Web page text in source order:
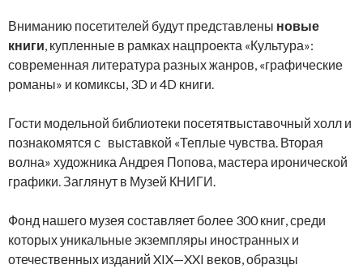
Вниманию посетителей будут представлены новые
книги, купленные в рамках нацпроекта «Культура»:
современная литература разных жанров, «графические
романы» и комиксы, 3D и 4D книги.
Гости модельной библиотеки посетятвыставочный холл и
познакомятся с выставкой «Теплые чувства. Вторая
волна» художника Андрея Попова, мастера иронической
графики. Заглянут в Музей КНИГИ.
Фонд нашего музея составляет более 300 книг, среди
которых уникальные экземпляры иностранных и
отечественных изданий XIX—XXI веков, образцы